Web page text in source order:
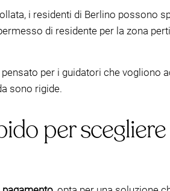
i residenti di Berlino possono
di residente per la zona
per i guidatori che
sono rigide.
per